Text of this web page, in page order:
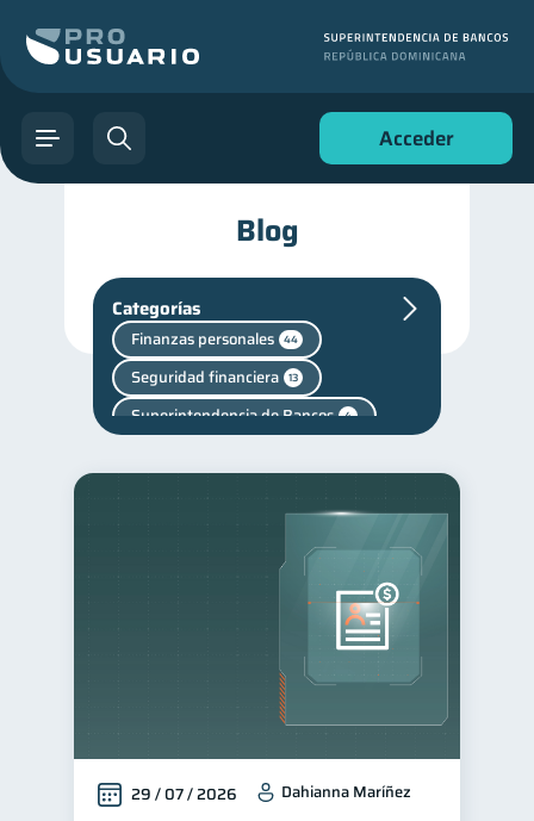
Acceder
Blog
Categorías
Finanzas personales 44
Seguridad financiera 13
Superintendencia de Bancos 4
30
25
22
Bienestar financiero 22
Finanzas para mujeres 20
29 / 07 / 2026 Dahianna Maríñez